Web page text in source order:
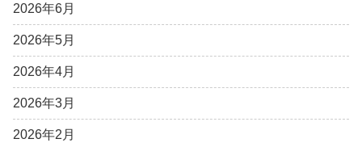
2026年6月
2026年5月
2026年4月
2026年3月
2026年2月